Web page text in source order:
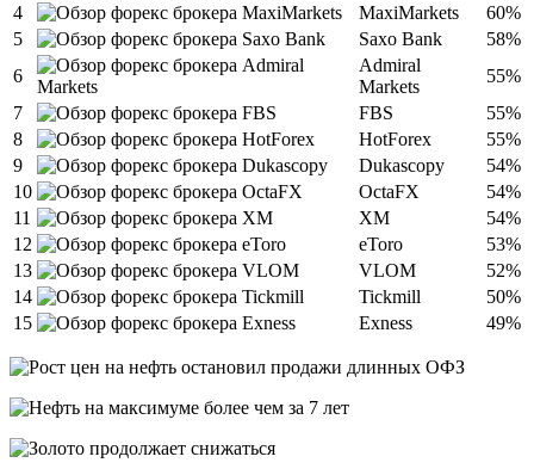
4
MaxiMarkets
60%
5
Saxo Bank
58%
6
Admiral
Markets
55%
7
FBS
55%
8
HotForex
55%
9
Dukascopy
54%
10
OctaFX
54%
11
XM
54%
12
eToro
53%
13
VLOM
52%
14
Tickmill
50%
15
Exness 49%